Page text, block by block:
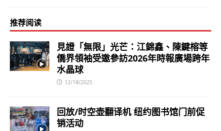
推荐阅读
見證「無限」光芒：江錦鑫、陳鍵榕等
僑界領袖受邀參訪2026年時報廣場跨年
水晶球
12/18/2025
回放/时空壶翻译机 纽约图书馆门前促
销活动